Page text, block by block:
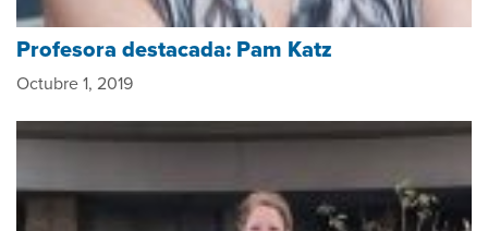
Profesora destacada: Pam Katz
Octubre 1, 2019